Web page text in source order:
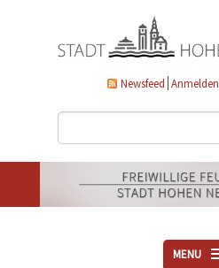
Newsfeed Anmelden
MENU